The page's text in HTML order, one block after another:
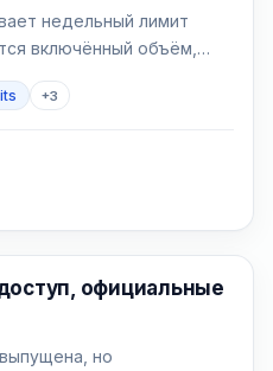
недельный лимит
включённый объём,
+3
официальные
но